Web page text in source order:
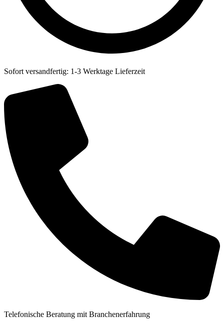
Sofort versandfertig: 1-3 Werktage Lieferzeit
Telefonische Beratung mit Branchenerfahrung